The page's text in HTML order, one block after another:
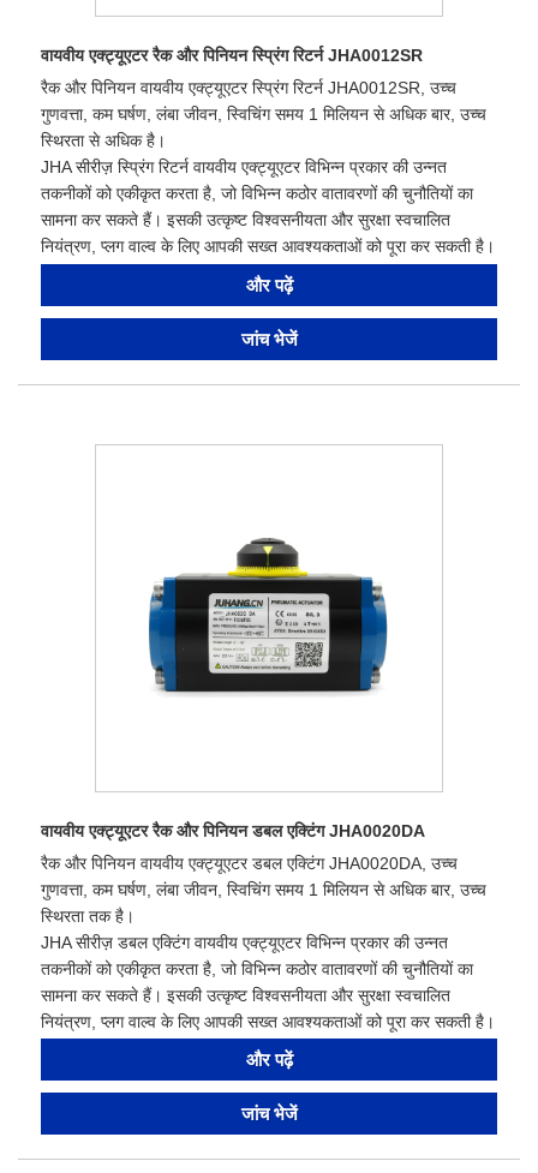
वायवीय एक्ट्यूएटर रैक और पिनियन स्प्रिंग रिटर्न JHA0012SR
रैक और पिनियन वायवीय एक्ट्यूएटर स्प्रिंग रिटर्न JHA0012SR, उच्च
गुणवत्ता, कम घर्षण, लंबा जीवन, स्विचिंग समय 1 मिलियन से अधिक बार, उच्च
स्थिरता से अधिक है।
JHA सीरीज़ स्प्रिंग रिटर्न वायवीय एक्ट्यूएटर विभिन्न प्रकार की उन्नत
तकनीकों को एकीकृत करता है, जो विभिन्न कठोर वातावरणों की चुनौतियों का
सामना कर सकते हैं। इसकी उत्कृष्ट विश्वसनीयता और सुरक्षा स्वचालित
नियंत्रण, प्लग वाल्व के लिए आपकी सख्त आवश्यकताओं को पूरा कर सकती है।
और पढ़ें
जांच भेजें
वायवीय एक्ट्यूएटर रैक और पिनियन डबल एक्टिंग JHA0020DA
रैक और पिनियन वायवीय एक्ट्यूएटर डबल एक्टिंग JHA0020DA, उच्च
गुणवत्ता, कम घर्षण, लंबा जीवन, स्विचिंग समय 1 मिलियन से अधिक बार, उच्च
स्थिरता तक है।
JHA सीरीज़ डबल एक्टिंग वायवीय एक्ट्यूएटर विभिन्न प्रकार की उन्नत
तकनीकों को एकीकृत करता है, जो विभिन्न कठोर वातावरणों की चुनौतियों का
सामना कर सकते हैं। इसकी उत्कृष्ट विश्वसनीयता और सुरक्षा स्वचालित
नियंत्रण, प्लग वाल्व के लिए आपकी सख्त आवश्यकताओं को पूरा कर सकती है।
और पढ़ें
जांच भेजें